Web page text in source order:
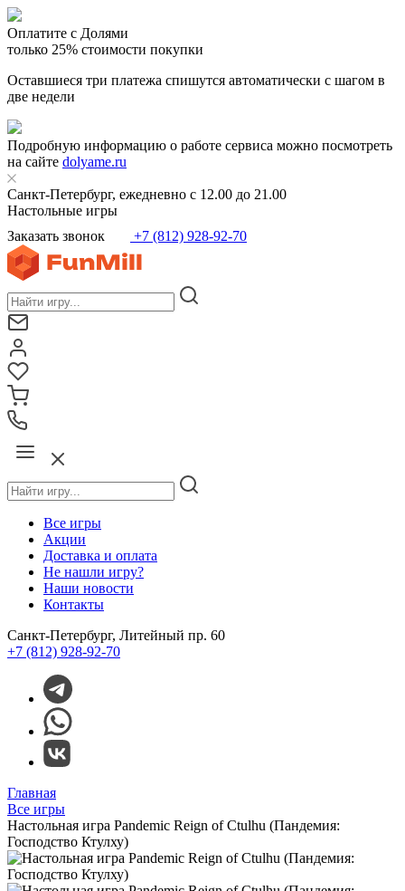
Оплатите с Долями
только 25% стоимости покупки
Оставшиеся три платежа спишутся автоматически с шагом в
две недели
Подробную информацию о работе сервиса можно посмотреть
на сайте dolyame.ru
Санкт-Петербург, ежедневно с 12.00 до 21.00
Настольные игры
Заказать звонок
+7 (812) 928-92-70
Все игры
Акции
Доставка и оплата
Не нашли игру?
Наши новости
Контакты
Санкт-Петербург, Литейный пр. 60
+7 (812) 928-92-70
Главная
Все игры
Настольная игра Pandemic Reign of Ctulhu (Пандемия:
Господство Ктулху)